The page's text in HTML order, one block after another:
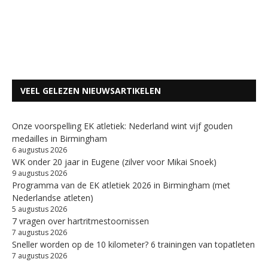
VEEL GELEZEN NIEUWSARTIKELEN
Onze voorspelling EK atletiek: Nederland wint vijf gouden
medailles in Birmingham
6 augustus 2026
WK onder 20 jaar in Eugene (zilver voor Mikai Snoek)
9 augustus 2026
Programma van de EK atletiek 2026 in Birmingham (met
Nederlandse atleten)
5 augustus 2026
7 vragen over hartritmestoornissen
7 augustus 2026
Sneller worden op de 10 kilometer? 6 trainingen van topatleten
7 augustus 2026